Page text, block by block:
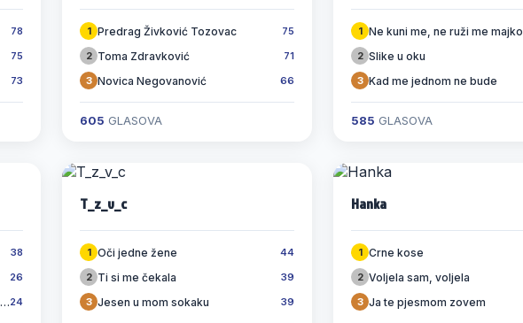
78
75
73
1 Predrag Živković Tozovac
75
2 Toma Zdravković
71
3 Novica Negovanović 66
605 GLASOVA
1 Ne kuni me, ne ruži me majko
2 Slike u oku
3 Kad me jednom ne bude
585 GLASOVA
38
26
Ne veruj ženi koja puši Drinu bez filtera24
T_z_v_c
1 Oči jedne žene
44
2 Ti si me čekala
39
3 Jesen u mom sokaku 39
Hanka
1 Crne kose
2 Voljela sam, voljela
3 Ja te pjesmom zovem